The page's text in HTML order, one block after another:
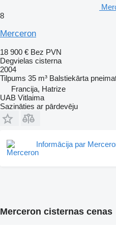
8
Merceron
18 900 € Bez PVN
Degvielas cisterna
2004
Tilpums 35 m³ Balstiekārta
Francija, Hatrize
UAB Vitlaima
Sazināties ar pārdevēju
Informācija par
Merceron cisternas cenas